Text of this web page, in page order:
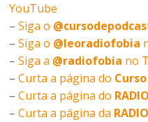
YouTube
–Siga o
–Siga o @leoradiofobia
–Siga a @radiofobia no
–Curta a página do
–Curta a página do
–Curta a página da